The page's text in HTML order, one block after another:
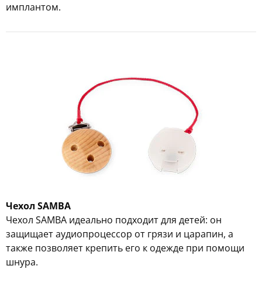
имплантом.
Чехол SAMBA
Чехол SAMBA идеально подходит для детей: он
защищает аудиопроцессор от грязи и царапин, а
также позволяет крепить его к одежде при помощи
шнура.